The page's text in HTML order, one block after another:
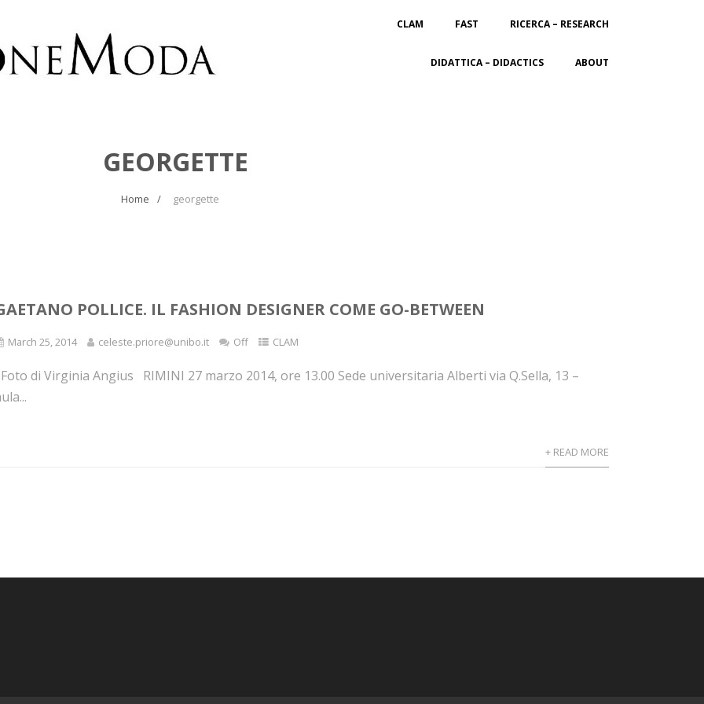
CLAM FAST RICERCA – RESEARCH
DIDATTICA – DIDACTICS ABOUT
GEORGETTE
Home georgette
POLLICE. IL FASHION DESIGNER COME GO-BETWEEN
March 25, 2014 celeste.priore@unibo.it Off CLAM
di Virginia Angius RIMINI 27 marzo 2014, ore 13.00 Sede universitaria Alberti via Q.Sella, 13 –
+ READ MORE